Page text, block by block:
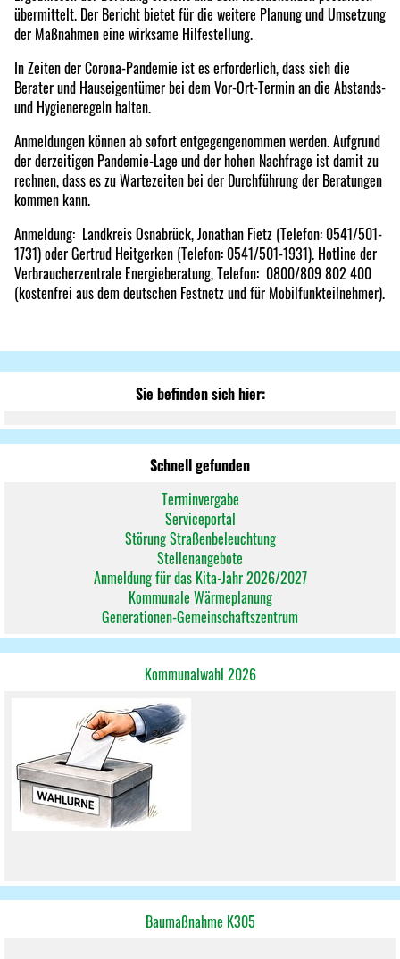
übermittelt. Der Bericht bietet für die weitere Planung und Umsetzung
der Maßnahmen eine wirksame Hilfestellung.
In Zeiten der Corona-Pandemie ist es erforderlich, dass sich die
Berater und Hauseigentümer bei dem Vor-Ort-Termin an die Abstands-
und Hygieneregeln halten.
Anmeldungen können ab sofort entgegengenommen werden. Aufgrund
der derzeitigen Pandemie-Lage und der hohen Nachfrage ist damit zu
rechnen, dass es zu Wartezeiten bei der Durchführung der Beratungen
kommen kann.
Anmeldung: Landkreis Osnabrück, Jonathan Fietz (Telefon: 0541/501-
1731) oder Gertrud Heitgerken (Telefon: 0541/501-1931). Hotline der
Verbraucherzentrale Energieberatung, Telefon: 0800/809 802 400
(kostenfrei aus dem deutschen Festnetz und für Mobilfunkteilnehmer).
Sie befinden sich hier:
Schnell gefunden
Terminvergabe
Serviceportal
Störung Straßenbeleuchtung
Stellenangebote
Anmeldung für das Kita-Jahr 2026/2027
Kommunale Wärmeplanung
Generationen-Gemeinschaftszentrum
Kommunalwahl 2026
Baumaßnahme K305